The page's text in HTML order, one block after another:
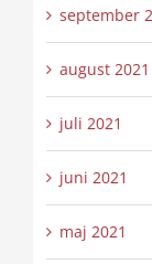
september
august 2021
juli 2021
juni 2021
maj 2021